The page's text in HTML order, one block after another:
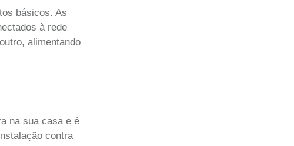
básicos. As
à rede
alimentando
na sua casa e é
contra